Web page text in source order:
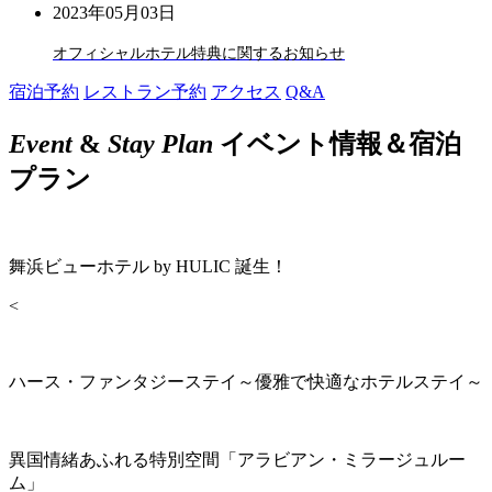
2023年05月03日
オフィシャルホテル特典に関するお知らせ
宿泊予約 レストラン予約 アクセス Q&A
Event& Stay Plan イベント情報＆宿泊
プラン
舞浜ビューホテル by HULIC 誕生！
<
ハース・ファンタジーステイ～優雅で快適なホテルステイ～
異国情緒あふれる特別空間「アラビアン・ミラージュルー
ム」